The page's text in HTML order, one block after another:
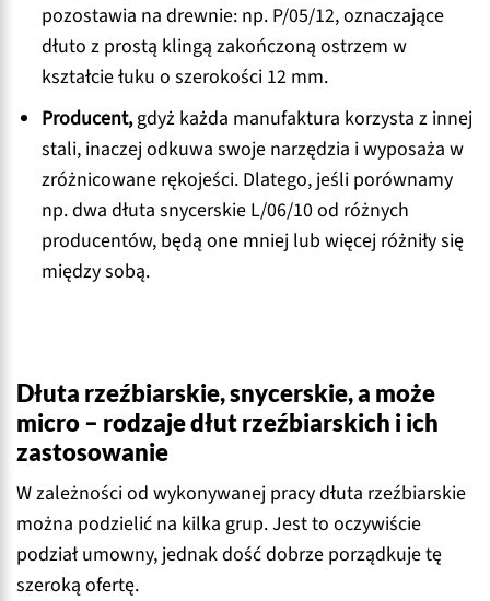
pozostawia na drewnie: np. P/05/12, oznaczające
dłuto z prostą klingą zakończoną ostrzem w
kształcie łuku o szerokości 12 mm.
Producent,gdyż każda manufaktura korzysta z innej
stali, inaczej odkuwa swoje narzędzia i wyposaża w
zróżnicowane rękojeści. Dlatego, jeśli porównamy
np. dwa dłuta snycerskie L/06/10 od różnych
producentów, będą one mniej lub więcej różniły się
między sobą.
Dłuta rzeźbiarskie, snycerskie, a może
micro – rodzaje dłut rzeźbiarskich i ich
zastosowanie
W zależności od wykonywanej pracy dłuta rzeźbiarskie
można podzielić na kilka grup. Jest to oczywiście
podział umowny, jednak dość dobrze porządkuje tę
szeroką ofertę.